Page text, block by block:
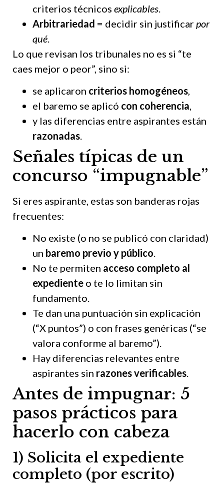
criterios técnicos explicables
Arbitrariedad = decidir sin justificar por
qué
Lo que revisan los tribunales no es si “te
caes mejor o peor”, sino si:
se aplicaron criterios homogéneos,
el baremo se aplicó con coherencia,
y las diferencias entre aspirantes están
razonadas.
Señales típicas de un
concurso “impugnable”
Si eres aspirante, estas son banderas rojas
frecuentes:
No existe (o no se publicó con claridad)
un baremo previo y público.
No te permiten acceso completo al
expediente o te lo limitan sin
fundamento.
Te dan una puntuación sin explicación
(“X puntos”) o con frases genéricas (“se
valora conforme al baremo”).
Hay diferencias relevantes entre
aspirantes sin razones verificables.
Antes de impugnar: 5
pasos prácticos para
hacerlo con cabeza
1) Solicita el expediente
completo (por escrito)